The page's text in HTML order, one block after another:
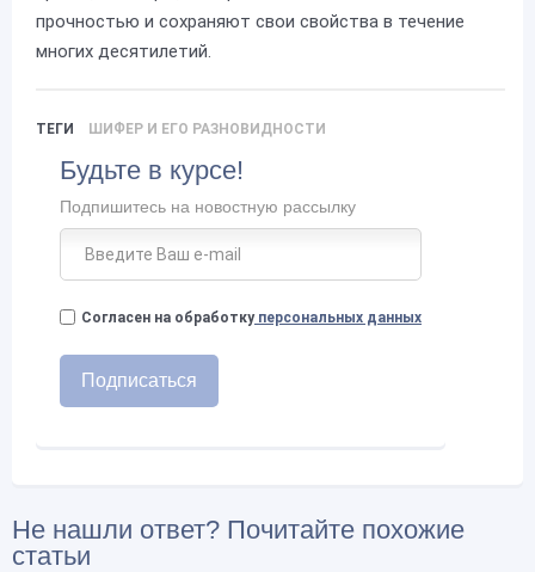
прочностью и сохраняют свои свойства в течение
многих десятилетий.
ТЕГИ ШИФЕР И ЕГО РАЗНОВИДНОСТИ
Будьте в курсе!
Подпишитесь на новостную рассылку
Согласен на обработкуперсональных данных
Не нашли ответ? Почитайте похожие
статьи